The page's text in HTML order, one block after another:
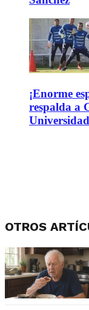
¡Enorme
respalda a
OTROS